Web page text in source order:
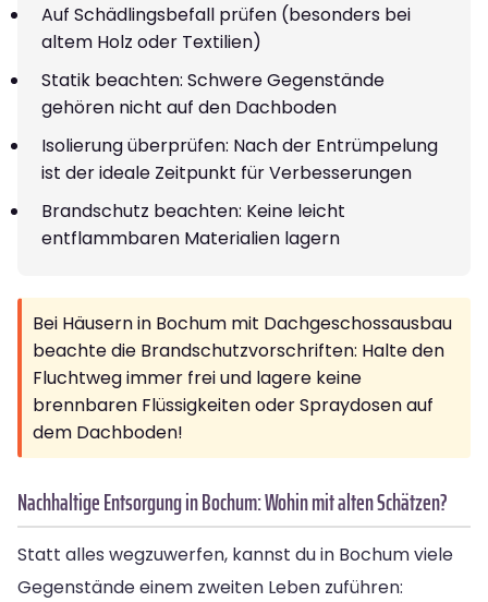
Auf Schädlingsbefall prüfen (besonders bei
altem Holz oder Textilien)
Statik beachten: Schwere Gegenstände
gehören nicht auf den Dachboden
Isolierung überprüfen: Nach der Entrümpelung
ist der ideale Zeitpunkt für Verbesserungen
Brandschutz beachten: Keine leicht
entflammbaren Materialien lagern
Bei Häusern in Bochum mit Dachgeschossausbau
beachte die Brandschutzvorschriften: Halte den
Fluchtweg immer frei und lagere keine
brennbaren Flüssigkeiten oder Spraydosen auf
dem Dachboden!
Nachhaltige Entsorgung in Bochum: Wohin mit alten Schätzen?
Statt alles wegzuwerfen, kannst du in Bochum viele
Gegenstände einem zweiten Leben zuführen: